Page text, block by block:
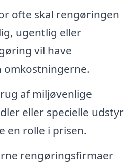
ofte skal rengøringen
ugentlig eller
vil have
omkostningerne.
af miljøvenlige
eller specielle udstyr
en rolle i prisen.
rengøringsfirmaer